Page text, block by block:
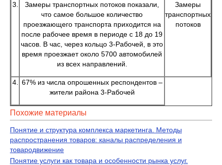
3.
Замеры транспортных потоков показали,
что самое большое количество
проезжающего транспорта приходится на
после рабочее время в периоде с 18 до 19
часов. В час, через кольцо 3-Рабочей, в это
время проезжает около 5700 автомобилей
из всех направлений.
Замеры
транспортных
потоков
4.
67% из числа опрошенных респондентов –
жители района 3-Рабочей
Похожие материалы
Понятие и структура комплекса маркетинга. Методы
распространения товаров: каналы распределения и
товародвижение
Понятие услуги как товара и особенности рынка услуг.